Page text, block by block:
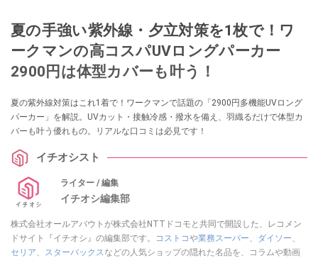
夏の手強い紫外線・夕立対策を1枚で！ワ
ークマンの高コスパUVロングパーカー
2900円は体型カバーも叶う！
夏の紫外線対策はこれ1着で！ワークマンで話題の「2900円多機能UVロング
パーカー」を解説。UVカット・接触冷感・撥水を備え、羽織るだけで体型カ
バーも叶う優れもの。リアルな口コミは必見です！
イチオシスト
ライター / 編集
イチオシ編集部
株式会社オールアバウトが株式会社NTTドコモと共同で開設した、レコメン
ドサイト『イチオシ』の編集部です。
コストコや業務スーパー、 ダイソー、
セリア、 スターバックスなどの人気ショップの隠れた名品を、コラムや動画